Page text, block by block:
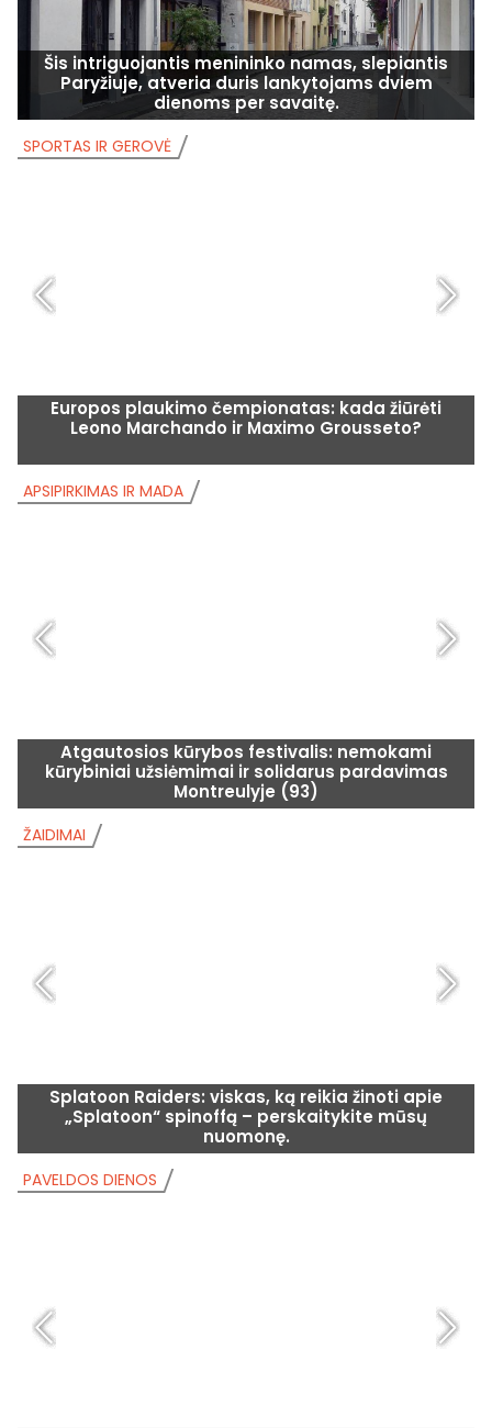
Šis intriguojantis menininko namas, slepiantis
Paryžiuje, atveria duris lankytojams dviem
dienoms per savaitę.
Europos plaukimo čempionatas: kada žiūrėti
Leono Marchando ir Maximo Grousseto?
SPORTAS IR GEROVĖ
Atgautosios kūrybos festivalis: nemokami
kūrybiniai užsiėmimai ir solidarus pardavimas
Montreulyje (93)
APSIPIRKIMAS IR MADA
Splatoon Raiders: viskas, ką reikia žinoti apie
„Splatoon“ spinoffą – perskaitykite mūsų
nuomonę.
ŽAIDIMAI
PAVELDOS DIENOS